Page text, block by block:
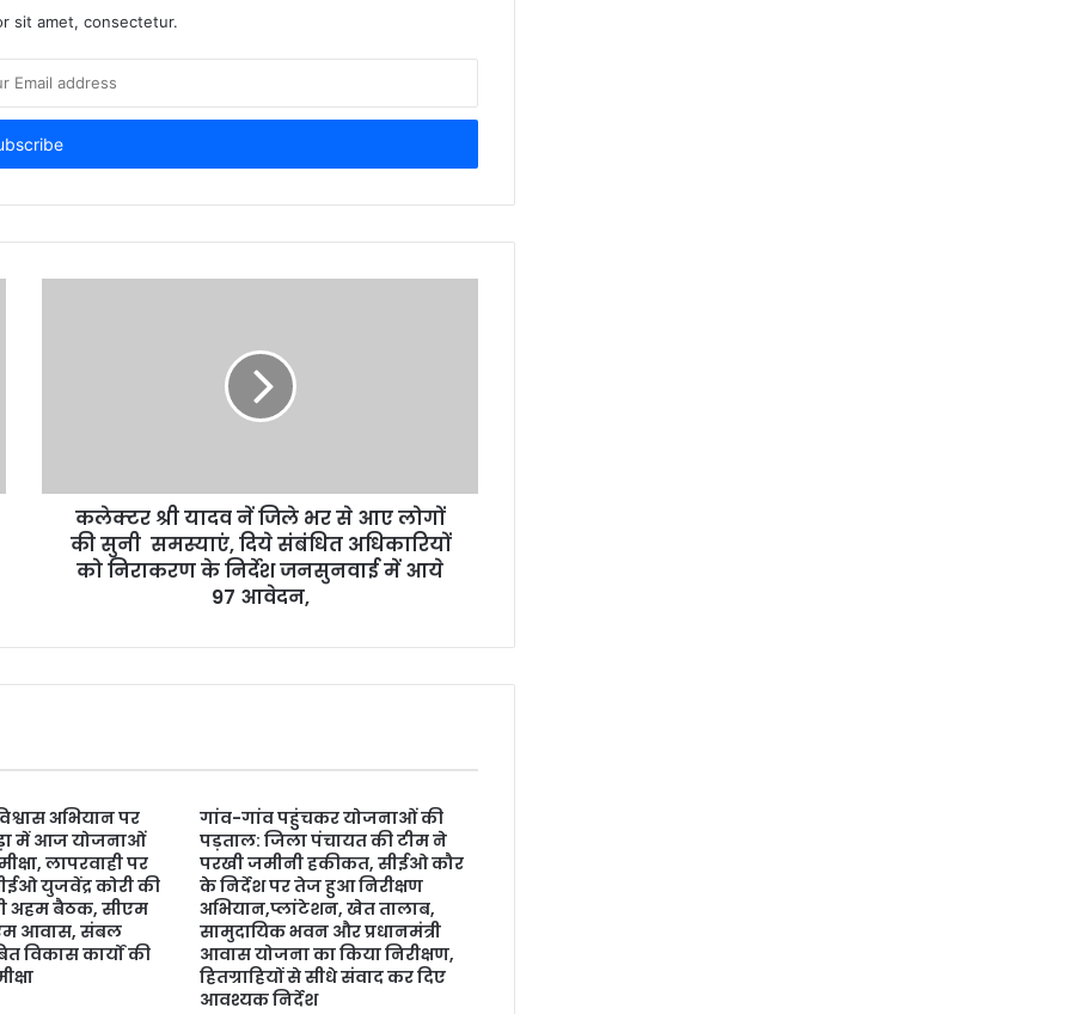
sit amet, consectetur.
कलेक्टर श्री यादव नें जिले भर से आए लोगों
की सुनी समस्याएं, दिये संबंधित अधिकारियों
को निराकरण के निर्देश जनसुनवाई में आये
97 आवेदन,
अभियान पर
में आज योजनाओं
लापरवाही पर
युजवेंद्र कोरी की
अहम बैठक, सीएम
आवास, संबल
विकास कार्यों की
गांव-गांव पहुंचकर योजनाओं की
पड़ताल: जिला पंचायत की टीम ने
परखी जमीनी हकीकत, सीईओ कौर
के निर्देश पर तेज हुआ निरीक्षण
अभियान,प्लांटेशन, खेत तालाब,
सामुदायिक भवन और प्रधानमंत्री
आवास योजना का किया निरीक्षण,
हितग्राहियों से सीधे संवाद कर दिए
आवश्यक निर्देश